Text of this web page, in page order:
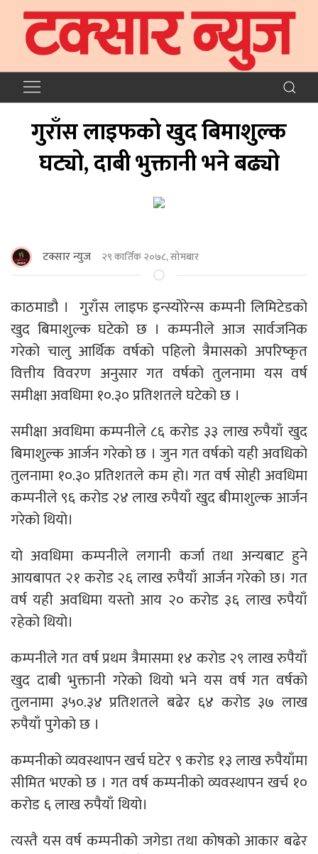
गुराँस लाइफको खुद बिमाशुल्क
घट्यो, दाबी भुक्तानी भने बढ्यो
टक्सार न्युज २९ कार्तिक २०७८, सोमबार
काठमाडौ । गुराँस लाइफ इन्स्योरेन्स कम्पनी लिमिटेडको
खुद बिमाशुल्क घटेको छ । कम्पनीले आज सार्वजनिक
गरेको चालु आर्थिक वर्षको पहिलो त्रैमासको अपरिष्कृत
वित्तीय विवरण अनुसार गत वर्षको तुलनामा यस वर्ष
समीक्षा अवधिमा १०.३० प्रतिशतले घटेको छ ।
समीक्षा अवधिमा कम्पनीले ८६ करोड ३३ लाख रुपैयाँ खुद
बिमाशुल्क आर्जन गरेको छ । जुन गत वर्षको यही अवधिको
तुलनामा १०.३० प्रतिशतले कम हो। गत वर्ष सोही अवधिमा
कम्पनीले ९६ करोड २४ लाख रुपैयाँ खुद बीमाशुल्क आर्जन
गरेको थियो।
यो अवधिमा कम्पनीले लगानी कर्जा तथा अन्यबाट हुने
आयबापत २१ करोड २६ लाख रुपैयाँ आर्जन गरेको छ। गत
वर्ष यही अवधिमा यस्तो आय २० करोड ३६ लाख रुपैयाँ
रहेको थियो।
कम्पनीले गत वर्ष प्रथम त्रैमासमा १४ करोड २९ लाख रुपैयाँ
खुद दाबी भुक्तानी गरेको थियो भने यस वर्ष गत वर्षको
तुलनामा ३५०.३४ प्रतिशतले बढेर ६४ करोड ३७ लाख
रुपैयाँ पुगेको छ ।
कम्पनीको व्यवस्थापन खर्च घटेर ९ करोड १३ लाख रुपैयाँमा
सीमित भएको छ । गत वर्ष कम्पनीको व्यवस्थापन खर्च १०
करोड ६ लाख रुपैयाँ थियो।
त्यस्तै यस वर्ष कम्पनीको जगेडा तथा कोषको आकार बढेर